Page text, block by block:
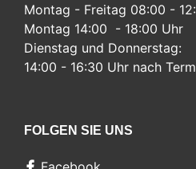
Montag - Freitag 08:00 -
Montag 14:00 - 18:00 Uhr
Dienstag und Donnerstag:
14:00 - 16:30 Uhr nach
FOLGEN SIE UNS